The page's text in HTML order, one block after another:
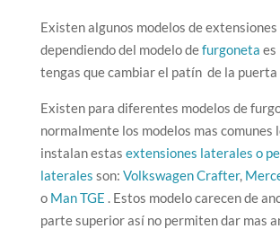
Existen algunos modelos de
dependiendo del modelo defurgoneta es
tengas que cambiar el patín de la
Existen para diferentes modelos de
normalmente los modelos mas comunes
instalan estas extensiones laterales o
laterales son: Volkswagen Crafter,
o Man TGE . Estos modelo carecen de
parte superior así no permiten dar mas